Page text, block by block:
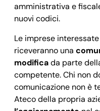
amministrativa e
nuovi codici.
Le imprese
riceveranno una
modificada parte
competente. Chi non
comunicazione non è
Ateco della propria